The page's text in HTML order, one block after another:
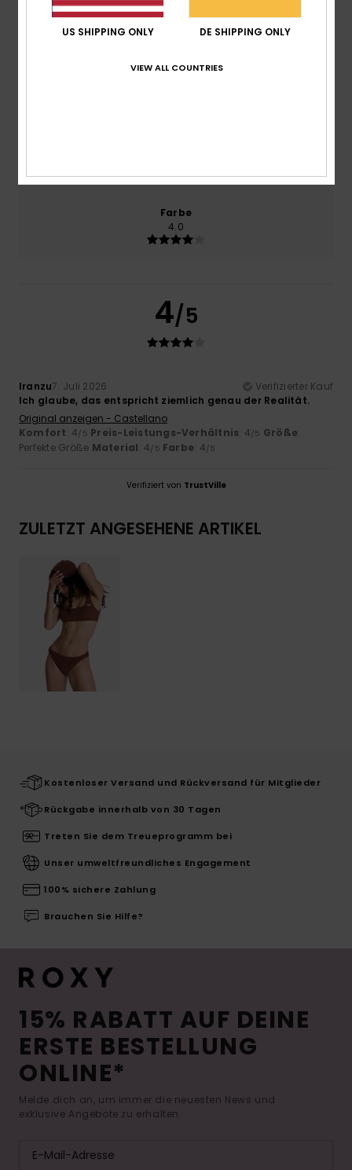
Komfort
Farbe
4.0
4/5
Iranzu7. Juli 2026
Verifizierter Kauf
Ich glaube, das entspricht ziemlich genau der Realität.
Original anzeigen - Castellano
Komfort: 4/5 Preis-Leistungs-Verhältnis: 4/5 Größe:
Perfekte Größe Material: 4/5 Farbe: 4/5
Verifiziert von TrustVille
ZULETZT ANGESEHENE ARTIKEL
Kostenloser Versand und Rückversand für Mitglieder
Rückgabe innerhalb von 30 Tagen
Treten Sie dem Treueprogramm bei
Unser umweltfreundliches Engagement
100% sichere Zahlung
Brauchen Sie Hilfe?
15% RABATT AUF DEINE
ERSTE BESTELLUNG
ONLINE*
Melde dich an, um immer die neuesten News und
exklusive Angebote zu erhalten.
US SHIPPING ONLY DE SHIPPING ONLY
VIEW ALL COUNTRIES